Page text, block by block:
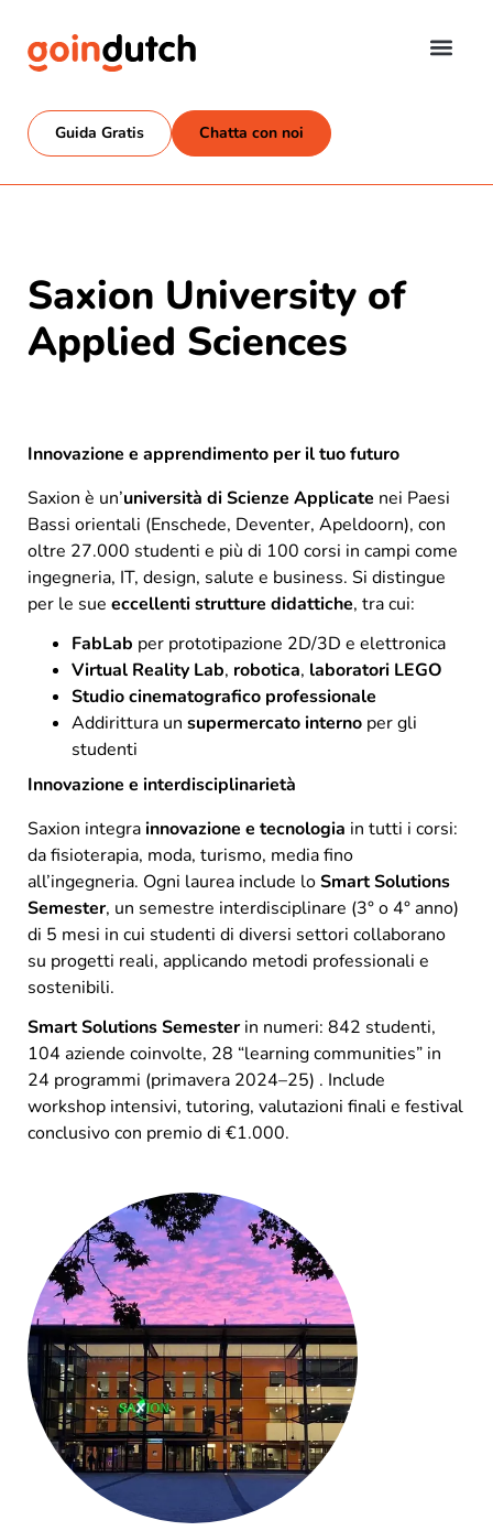
Guida Gratis Chatta con noi
Saxion University of
Applied Sciences
Innovazione e apprendimento per il tuo futuro
Saxion è un’università di Scienze Applicate nei Paesi
Bassi orientali (Enschede, Deventer, Apeldoorn), con
oltre 27.000 studenti e più di 100 corsi in campi come
ingegneria, IT, design, salute e business. Si distingue
per le sue eccellenti strutture didattiche, tra cui:
FabLab per prototipazione 2D/3D e elettronica
Virtual Reality Lab, robotica, laboratori LEGO
Studio cinematografico professionale
Addirittura un supermercato interno per gli
studenti
Innovazione e interdisciplinarietà
Saxion integrainnovazione e tecnologia in tutti i corsi:
da fisioterapia, moda, turismo, media fino
all’ingegneria. Ogni laurea include loSmart Solutions
Semester, un semestre interdisciplinare (3° o 4° anno)
di 5 mesi in cui studenti di diversi settori collaborano
su progetti reali, applicando metodi professionali e
sostenibili.
Smart Solutions Semesterin numeri: 842 studenti,
104 aziende coinvolte, 28 “learning communities” in
24 programmi (primavera 2024–25) . Include
workshop intensivi, tutoring, valutazioni finali e festival
conclusivo con premio di €1.000.